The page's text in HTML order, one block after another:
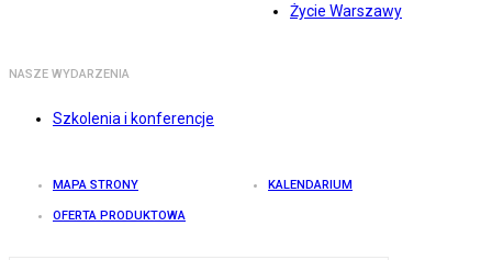
Życie Warszawy
NASZE WYDARZENIA
Szkolenia i konferencje
MAPA STRONY KALENDARIUM
OFERTA PRODUKTOWA